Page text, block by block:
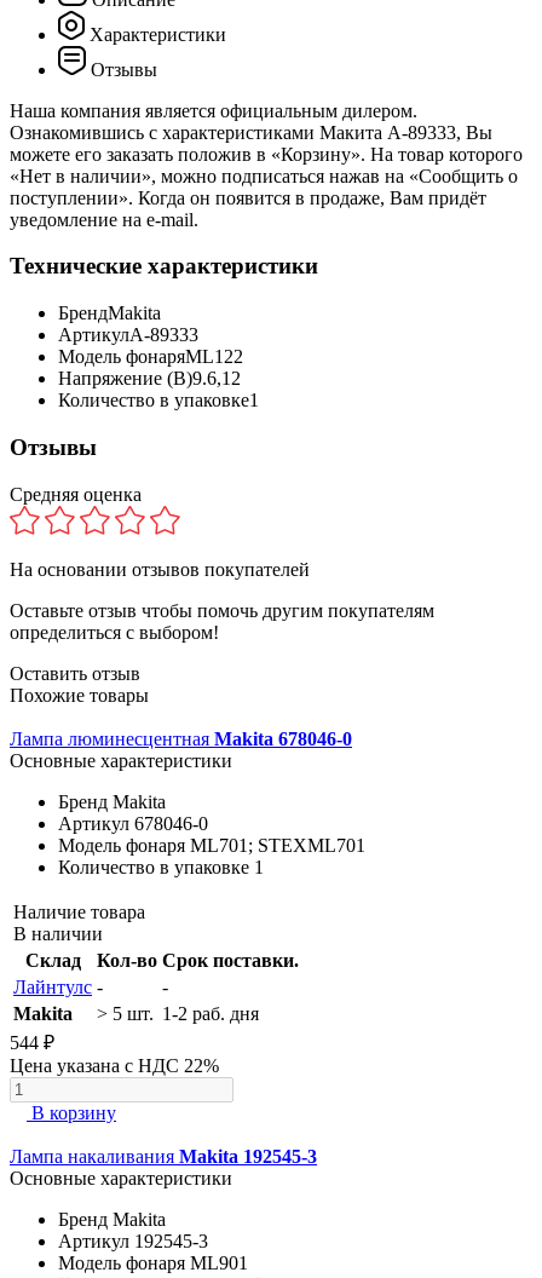
Характеристики
Отзывы
Наша компания является официальным дилером.
Ознакомившись с характеристиками Макита A-89333, Вы
можете его заказать положив в «Корзину». На товар которого
«Нет в наличии», можно подписаться нажав на «Сообщить о
поступлении». Когда он появится в продаже, Вам придёт
уведомление на e-mail.
Технические характеристики
БрендMakita
АртикулA-89333
Модель фонаряML122
Напряжение (В)9.6,12
Количество в упаковке1
Отзывы
Средняя оценка
На основании отзывов покупателей
Оставьте отзыв чтобы помочь другим покупателям
определиться с выбором!
Оставить отзыв
Похожие товары
Лампа люминесцентная Makita 678046-0
Основные характеристики
Бренд Makita
Артикул 678046-0
Модель фонаря ML701; STEXML701
Количество в упаковке 1
Наличие товара
В наличии
Склад
Кол-во Срок поставки.
Лайнтулс -
-
Makita
> 5 шт. 1-2 раб. дня
544 ₽
Цена указана с НДС 22%
В корзину
Лампа накаливания Makita 192545-3
Основные характеристики
Бренд Makita
Артикул 192545-3
Модель фонаря ML901